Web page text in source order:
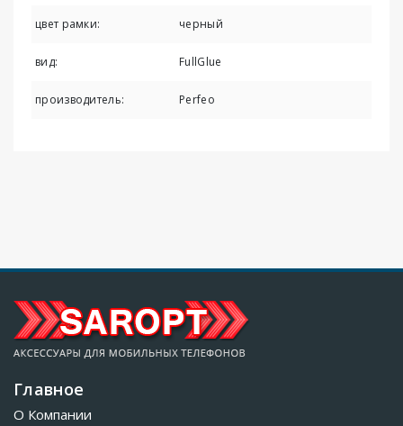
цвет рамки: черный
вид: FullGlue
производитель: Perfeo
Главное
О Компании